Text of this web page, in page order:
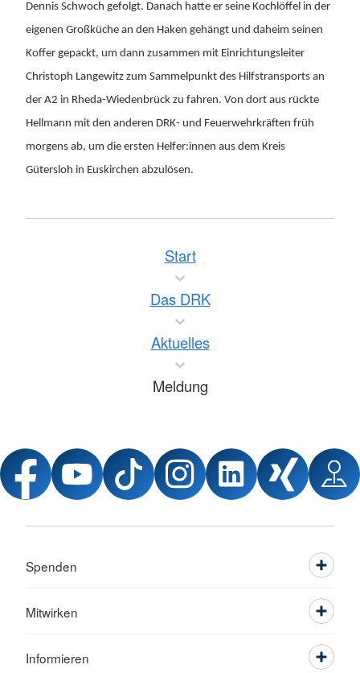
Dennis Schwoch gefolgt. Danach hatte er seine Kochlöffel in der
eigenen Großküche an den Haken gehängt und daheim seinen
Koffer gepackt, um dann zusammen mit Einrichtungsleiter
Christoph Langewitz zum Sammelpunkt des Hilfstransports an
der A2 in Rheda-Wiedenbrück zu fahren. Von dort aus rückte
Hellmann mit den anderen DRK- und Feuerwehrkräften früh
morgens ab, um die ersten Helfer:innen aus dem Kreis
Gütersloh in Euskirchen abzulösen.
Start
Das DRK
Aktuelles
Meldung
Spenden
Mitwirken
Informieren